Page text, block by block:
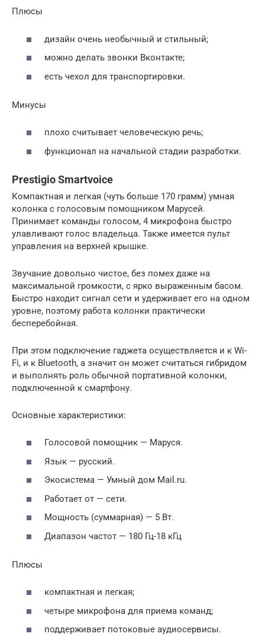
Плюсы
дизайн очень необычный и стильный;
можно делать звонки Вконтакте;
есть чехол для транспортировки.
Минусы
плохо считывает человеческую речь;
функционал на начальной стадии разработки.
Prestigio Smartvoice
Компактная и легкая (чуть больше 170 грамм) умная
колонка с голосовым помощником Марусей.
Принимает команды голосом, 4 микрофона быстро
улавливают голос владельца. Также имеется пульт
управления на верхней крышке.
Звучание довольно чистое, без помех даже на
максимальной громкости, с ярко выраженным басом.
Быстро находит сигнал сети и удерживает его на одном
уровне, поэтому работа колонки практически
бесперебойная.
При этом подключение гаджета осуществляется и к Wi-
Fi, и к Bluetooth, а значит он может считаться гибридом
и выполнять роль обычной портативной колонки,
подключенной к смартфону.
Основные характеристики:
Голосовой помощник — Маруся.
Язык — русский.
Экосистема — Умный дом Mail.ru.
Работает от — сети.
Мощность (суммарная) — 5 Вт.
Диапазон частот — 180 Гц-18 кГц
Плюсы
компактная и легкая;
четыре микрофона для приема команд;
поддерживает потоковые аудиосервисы.